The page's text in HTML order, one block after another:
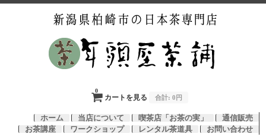
カートを見る
0
合計: 0円
ホーム 当店について 喫茶店「お茶の実」
通信販売
お茶講座
ワークショップ レンタル茶道具 お問い合わせ